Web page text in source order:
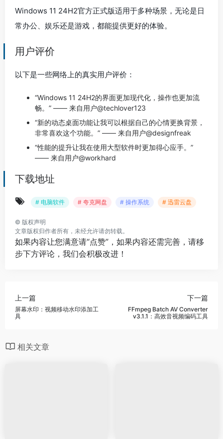
Windows 11 24H2官方正式版适用于多种场景，无论是日
常办公、娱乐还是游戏，都能提供更好的体验。
用户评价
以下是一些网络上的真实用户评价：
“Windows 11 24H2的界面更加现代化，操作也更加流
畅。” —— 来自用户@techlover123
“新的动态桌面功能让我可以根据自己的心情更换背景，
非常喜欢这个功能。” —— 来自用户@designfreak
“性能的提升让我在使用大型软件时更加得心应手。”
—— 来自用户@workhard
下载地址
# 电脑软件 # 夸克网盘 # 操作系统 # 迅雷云盘
© 版权声明
文章版权归作者所有，未经允许请勿转载。
如果内容让您满意请“点赞”，如果内容还需完善，请移
步下方评论，我们会积极改进！
上一篇
屏幕水印：视频移动水印添加工
具
下一篇
FFmpeg Batch AV Converter
v3.1.1：高效音视频编码工具
相关文章